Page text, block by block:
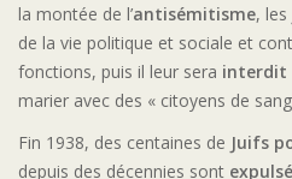
la montée de l’antisémitisme, les
de la vie politique et sociale et
fonctions, puis il leur sera interdit
marier avec des « citoyens de
Fin 1938, des centaines de Juifs
depuis des décennies sont